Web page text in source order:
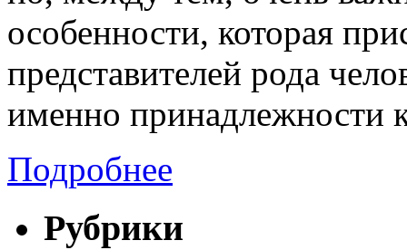
особенности, которая
представителей рода
именно принадлежности
Подробнее
Рубрики